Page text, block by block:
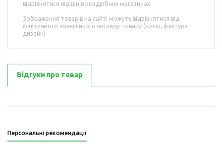
відрізнятися від цін в роздрібних магазинах
Зображення товарів на сайті можуть відрізнятися від
фактичного зовнішнього вигляду товару (колір, фактура і
дизайн)
Відгуки про товар
Персональні рекомендації